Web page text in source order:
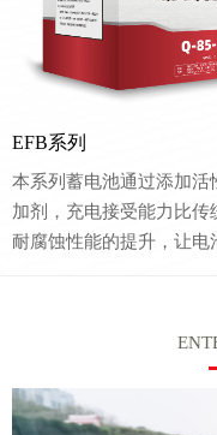
EFB系列
本系列蓄电池通过添加
加剂，充电接受能力比
耐腐蚀性能的提升，让电